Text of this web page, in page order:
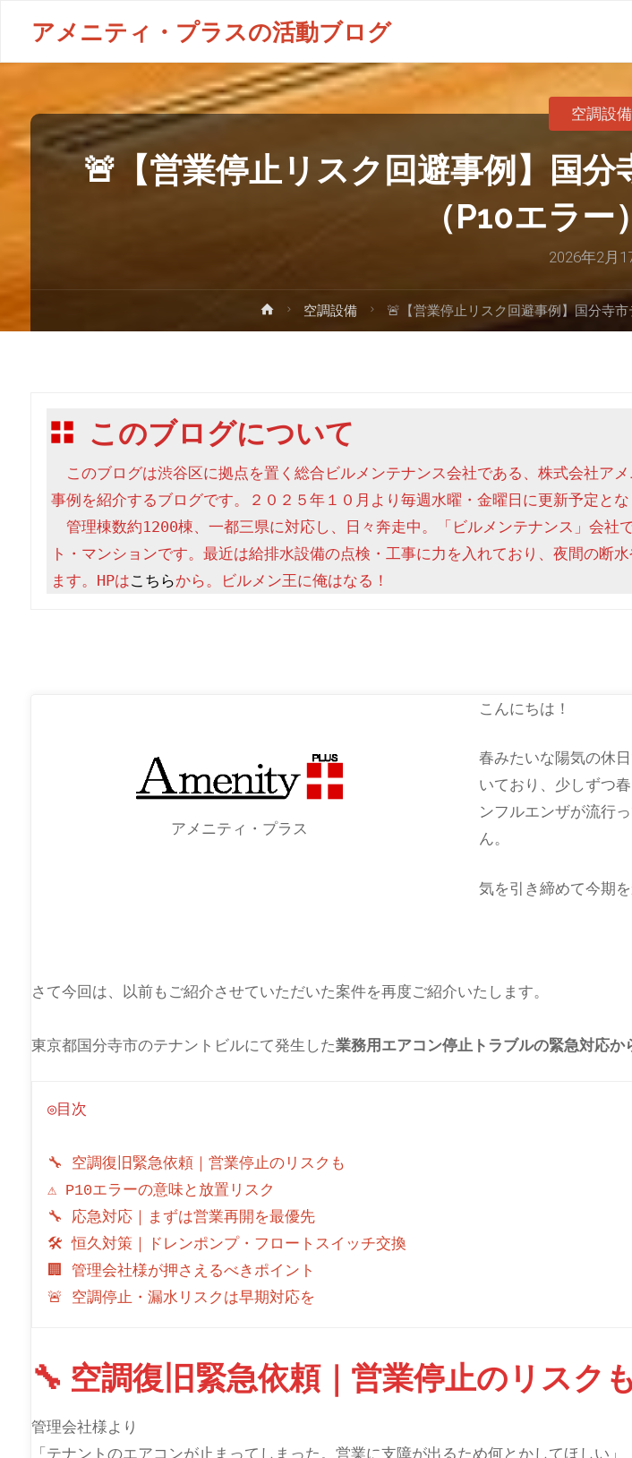
アメニティ・プラスの活動ブログ
🚨【営業停止リスク回避事例】国
（P10エラ
2026年2月
空調設備
空調設備 🚨【営業停止リスク回避事例】国分寺
このブログについて
このブログは渋谷区に拠点を置く総合ビルメンテナンス会社である、株式会社ア
事例を紹介するブログです。２０２５年１０月より毎週水曜・金曜日に更新予定とな
管理棟数約1200棟、一都三県に対応し、日々奔走中。「ビルメンテナンス」会社
ト・マンションです。最近は給排水設備の点検・工事に力を入れており、夜間の断
ます。HPはこちらから。ビルメン王に俺はなる！
アメニティ・プラス
こんにちは！
春みたいな陽気の休
いており、少しずつ
ンフルエンザが流行
ん。
気を引き締めて今期
さて今回は、以前もご紹介させていただいた案件を再度ご紹介いたします。
東京都国分寺市のテナントビルにて発生した業務用エアコン停止トラブルの緊急対応か
◎目次
🔧 空調復旧緊急依頼｜営業停止のリスクも
⚠ P10エラーの意味と放置リスク
🔧 応急対応｜まずは営業再開を最優先
🛠 恒久対策｜ドレンポンプ・フロートスイッチ交換
🏢 管理会社様が押さえるべきポイント
🚨 空調停止・漏水リスクは早期対応を
🔧 空調復旧緊急依頼｜営業停止のリスクも
管理会社様より
「テナントのエアコンが止まってしまった。営業に支障が出るため何とかしてほしい」